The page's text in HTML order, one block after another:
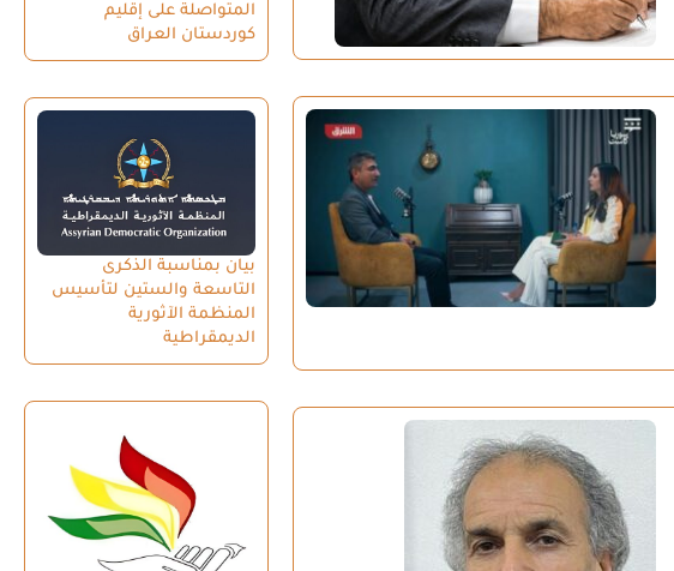
المتواصلة على إقليم
كوردستان العراق
بيان بمناسبة الذكرى
التاسعة والستين لتأسيس
المنظمة الآثورية
الديمقراطية